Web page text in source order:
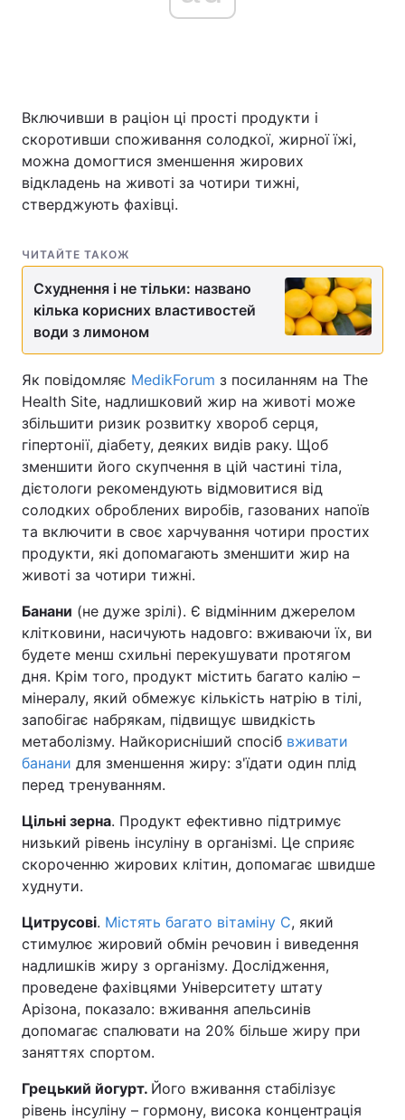
Включивши в раціон ці прості продукти і
скоротивши споживання солодкої, жирної їжі,
можна домогтися зменшення жирових
відкладень на животі за чотири тижні,
стверджують фахівці.
ЧИТАЙТЕ ТАКОЖ
Схуднення і не тільки: названо
кілька корисних властивостей
води з лимоном
Як повідомляє MedikForum з посиланням на The
Health Site, надлишковий жир на животі може
збільшити ризик розвитку хвороб серця,
гіпертонії, діабету, деяких видів раку. Щоб
зменшити його скупчення в цій частині тіла,
дієтологи рекомендують відмовитися від
солодких оброблених виробів, газованих напоїв
та включити в своє харчування чотири простих
продукти, які допомагають зменшити жир на
животі за чотири тижні.
Банани (не дуже зрілі). Є відмінним джерелом
клітковини, насичують надовго: вживаючи їх, ви
будете менш схильні перекушувати протягом
дня. Крім того, продукт містить багато калію –
мінералу, який обмежує кількість натрію в тілі,
запобігає набрякам, підвищує швидкість
метаболізму. Найкорисніший спосіб вживати
банани для зменшення жиру: з'їдати один плід
перед тренуванням.
Цільні зерна. Продукт ефективно підтримує
низький рівень інсуліну в організмі. Це сприяє
скороченню жирових клітин, допомагає швидше
худнути.
Цитрусові. Містять багато вітаміну С, який
стимулює жировий обмін речовин і виведення
надлишків жиру з організму. Дослідження,
проведене фахівцями Університету штату
Арізона, показало: вживання апельсинів
допомагає спалювати на 20% більше жиру при
заняттях спортом.
Грецький йогурт. Його вживання стабілізує
рівень інсуліну – гормону, висока концентрація